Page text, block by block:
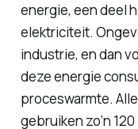
energie, een deel
elektriciteit.
industrie, en dan
deze energie
proceswarmte.
gebruiken zo’n